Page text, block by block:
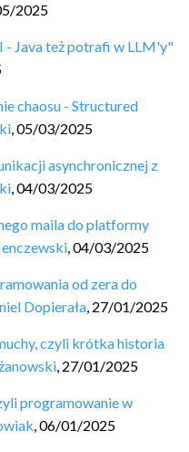
2025
- Java też potrafi w LLM'y"
chaosu - Structured
,05/03/2025
asynchronicznej z
,04/03/2025
maila do platformy
,04/03/2025
od zera do
Dopierała, 27/01/2025
czyli krótka historia
, 27/01/2025
programowanie w
,06/01/2025